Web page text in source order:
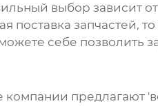
выбор зависит
запчастей, то
себе позволить
предлагают